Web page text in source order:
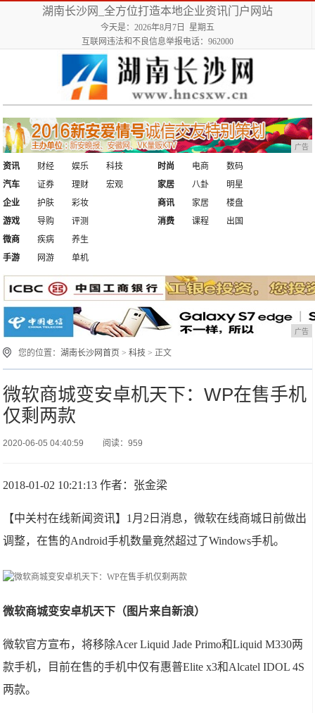
湖南长沙网_全方位打造本地企业资讯门户网站
今天是：2026年8月7日 星期五
互联网违法和不良信息举报电话：962000
广告
资讯 财经 娱乐
科技
汽车
证券 理财 宏观
时尚 电商
数码
家居
八卦
明星
企业
护肤
彩妆
游戏
导购 评测
商讯 家居
楼盘
消费
课程
出国
微商
疾病
养生
手游
网游 单机
广告
您的位置：湖南长沙网首页 >科技 > 正文
微软商城变安卓机天下：WP在售手机
仅剩两款
2020-06-05 04:40:59 阅读：959
2018-01-02 10:21:13 作者：张金梁
【中关村在线新闻资讯】1月2日消息，微软在线商城日前做出
调整，在售的Android手机数量竟然超过了Windows手机。
微软商城变安卓机天下（图片来自新浪）
微软官方宣布，将移除Acer Liquid Jade Primo和Liquid M330两
款手机，目前在售的手机中仅有惠普Elite x3和Alcatel IDOL 4S
两款。